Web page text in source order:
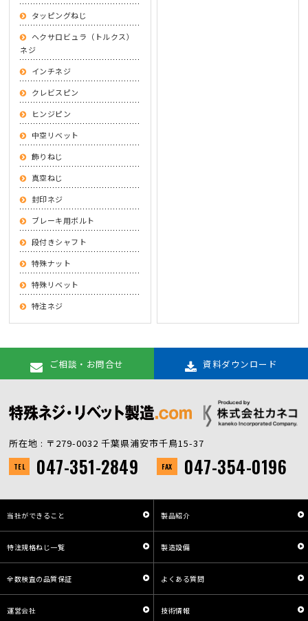
タッピングねじ
ヘクサロビュラ（トルクス）
ネジ
インチネジ
クレビスピン
ヒンジピン
中空リベット
飾りねじ
真空ねじ
封印ネジ
ブレーキ用ボルト
段付きシャフト
特殊ナット
特殊リベット
特注ネジ
ご相談・お問合せ 資料ダウンロード
所在地 : 〒279-0032 千葉県浦安市千鳥15-37
TEL 047-351-2849 FAX 047-354-0196
当社ができること 製品紹介
特注規格ねじ一覧 製造設備
全数検査の品質保証 よくある質問
運営会社 技術情報